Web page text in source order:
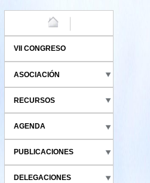
VII CONGRESO
ASOCIACIÓN
RECURSOS
AGENDA
PUBLICACIONES
DELEGACIONES